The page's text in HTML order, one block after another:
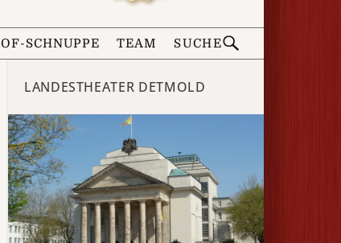
OF-SCHNUPPE TEAM SUCHE
LANDESTHEATER DETMOLD